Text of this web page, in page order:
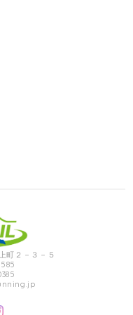
町２－３－５